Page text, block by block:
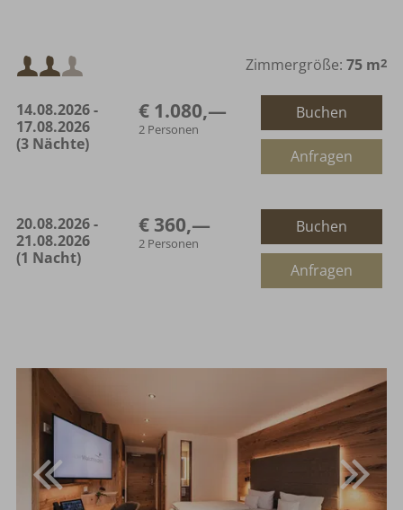
Mindestbelegung:
Maximalbelegung:
Zimmergröße: 75 m2
14.08.2026 -
17.08.2026
(3 Nächte)
€ 1.080,—
2 Personen
Buchen
Anfragen
20.08.2026 -
21.08.2026
(1 Nacht)
€ 360,—
2 Personen
Buchen
Anfragen